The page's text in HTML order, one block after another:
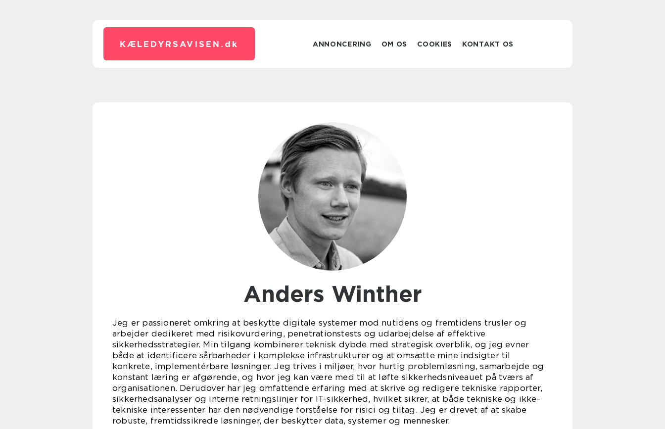
KÆLEDYRSAVISEN. dk ANNONCERING OM OS COOKIES KONTAKT OS
Anders Winther
Jeg er passioneret omkring at beskytte digitale systemer mod nutidens og fremtidens trusler og
arbejder dedikeret med risikovurdering, penetrationstests og udarbejdelse af effektive
sikkerhedsstrategier. Min tilgang kombinerer teknisk dybde med strategisk overblik, og jeg evner
både at identificere sårbarheder i komplekse infrastrukturer og at omsætte mine indsigter til
konkrete, implementérbare løsninger. Jeg trives i miljøer, hvor hurtig problemløsning, samarbejde og
konstant læring er afgørende, og hvor jeg kan være med til at løfte sikkerhedsniveauet på tværs af
organisationen. Derudover har jeg omfattende erfaring med at skrive og redigere tekniske rapporter,
sikkerhedsanalyser og interne retningslinjer for IT-sikkerhed, hvilket sikrer, at både tekniske og ikke-
tekniske interessenter har den nødvendige forståelse for risici og tiltag. Jeg er drevet af at skabe
robuste, fremtidssikrede løsninger, der beskytter data, systemer og mennesker.